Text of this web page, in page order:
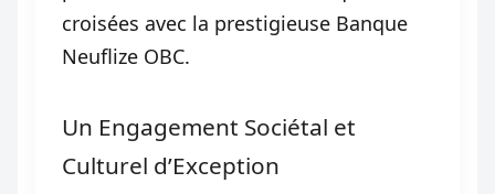
croisées avec la prestigieuse Banque
Neuflize OBC.
Un Engagement Sociétal et
Culturel d’Exception